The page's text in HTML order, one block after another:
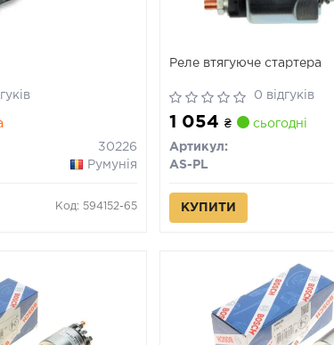
30226
Румунія
Код: 594152-65
Реле втягуюче стартера
0 відгуків
1 054₴ сьогодні
Артикул:
AS-PL
КУПИТИ